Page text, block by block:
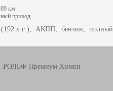
км
привод
(192 л.с.), АКПП, бензин, полный
РОЛЬФ-Премиум Химки